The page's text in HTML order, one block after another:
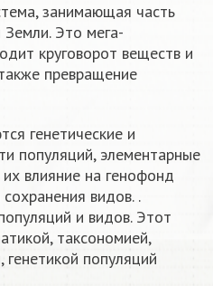
занимающая часть
Земли. Это мега-
круговорот веществ и
превращение
генетические и
популяций, элементарные
влияние на генофонд
видов. .
и видов. Этот
таксономией,
генетикой популяций